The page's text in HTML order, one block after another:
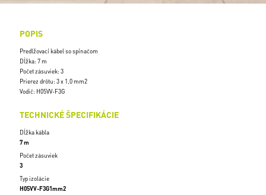
POPIS
Predlžovací kábel so spínačom
Dĺžka: 7 m
Počet zásuviek: 3
Prierez drôtu: 3 x 1,0 mm2
Vodič: H05VV-F3G
TECHNICKÉ ŠPECIFIKÁCIE
Dĺžka kábla
7 m
Počet zásuviek
3
Typ izolácie
H05VV-F3G1mm2